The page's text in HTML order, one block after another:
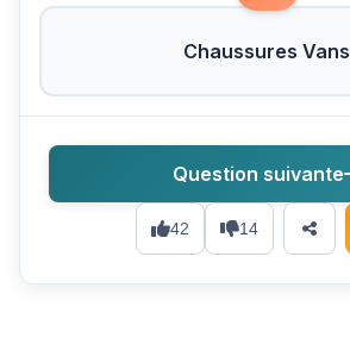
Chaussures Vans
42 14
Question suivante